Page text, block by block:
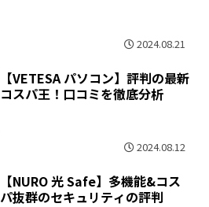
2024.08.21
【VETESA パソコン】評判の最新
コスパ王！口コミを徹底分析
2024.08.12
【NURO 光 Safe】多機能&コス
パ抜群のセキュリティの評判